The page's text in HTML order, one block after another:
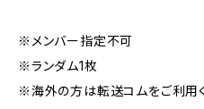
※メンバー指定不可
※ランダム1枚
※海外の方は転送コムをご利用